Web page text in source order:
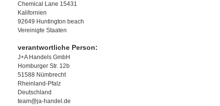
Chemical Lane 15431
Kalifornien
92649 Huntington beach
Vereinigte Staaten
verantwortliche Person:
J+A Handels GmbH
Homburger Str. 12b
51588 Nümbrecht
Rheinland-Pfalz
Deutschland
team@ja-handel.de